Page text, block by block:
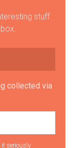
stuff
collected via
it seriously